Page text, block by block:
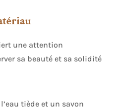
une attention
sa beauté et sa solidité
tiède et un savon